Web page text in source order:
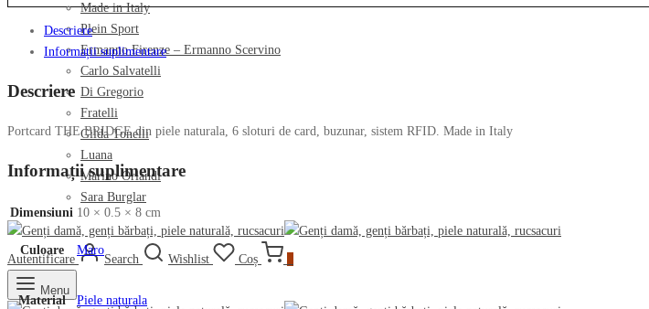
Made in Italy
Plein Sport
Ermanno Firenze – Ermanno Scervino
Carlo Salvatelli
Di Gregorio
Fratelli
Gilda Tonelli
Luana
Marino Orlandi
Sara Burglar
Autentificare Search Wishlist Coș
Menu
Descriere
Informații suplimentare
Descriere
Portcard THE BRIDGE din piele naturala, 6 sloturi de card, buzunar, sistem RFID. Made in Italy
Informații suplimentare
Dimensiuni 10 × 0.5 × 8 cm
Culoare Maro
Material Piele naturala